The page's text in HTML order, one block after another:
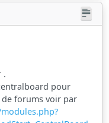
.
pour
forums voir par